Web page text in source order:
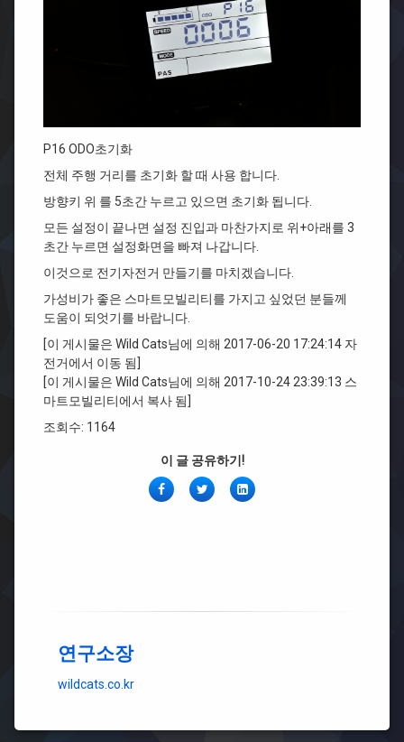
P16 ODO초기화
전체 주행 거리를 초기화 할 때 사용 합니다.
방향키 위 를 5초간 누르고 있으면 초기화 됩니다.
모든 설정이 끝나면 설정 진입과 마찬가지로 위+아래를 3
초간 누르면 설정화면을 빠져 나갑니다.
이것으로 전기자전거 만들기를 마치겠습니다.
가성비가 좋은 스마트모빌리티를 가지고 싶었던 분들께
도움이 되엇기를 바랍니다.
[이 게시물은 Wild Cats님에 의해 2017-06-20 17:24:14 자
전거에서 이동 됨]
[이 게시물은 Wild Cats님에 의해 2017-10-24 23:39:13 스
마트모빌리티에서 복사 됨]
조회수: 1164
이 글 공유하기!
페
이
Twitter링
크
연구소장
wildcats.co.kr